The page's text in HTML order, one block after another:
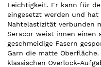
Leichtigkeit. Er kann für
eingesetzt werden und hat
Nahtelastizität verbunden
Seracor weist innen einen
geschmeidige Fasern
Garn die matte
klassischen Overlock-